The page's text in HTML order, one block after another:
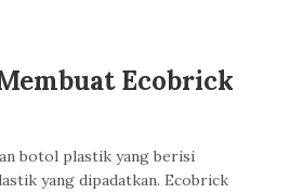
Ecobrick
botol plastik yang berisi
yang dipadatkan. Ecobrick